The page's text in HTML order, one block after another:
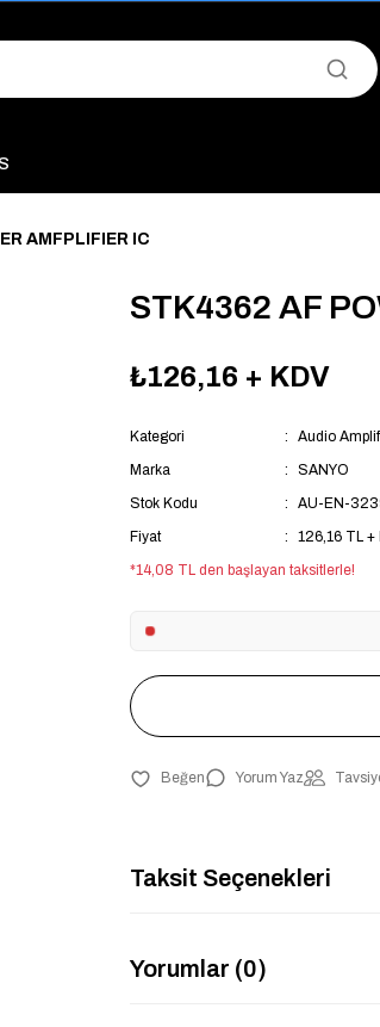
Çeşitliliği ile Stoktan Hemen Teslim."
Perakende Satış Avantajını Kaçırmayın!"
AMFPLIFIER IC
STK4362 AF
₺126,16 + KDV
Kategori
Audio
Marka
SANYO
Stok Kodu
AU-EN-
Fiyat
126,16 TL +
*14,08 TL den başlayan taksitlerle!
Yorum Yaz
Taksit Seçenekleri
Yorumlar (0)